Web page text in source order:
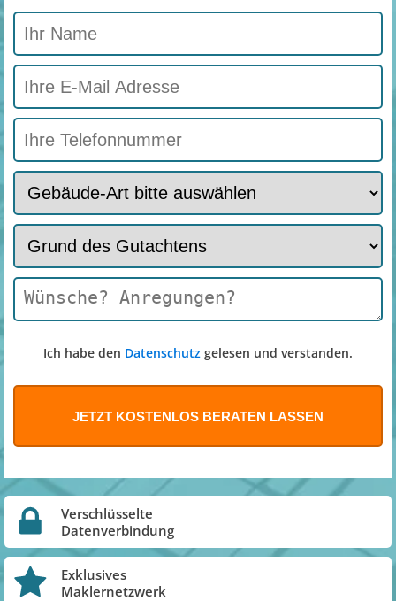
Ich habe den Datenschutz gelesen und verstanden.
Verschlüsselte
Datenverbindung
Exklusives
Maklernetzwerk